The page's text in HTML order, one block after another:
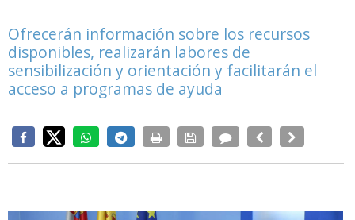
Ofrecerán información sobre los recursos
disponibles, realizarán labores de
sensibilización y orientación y facilitarán el
acceso a programas de ayuda